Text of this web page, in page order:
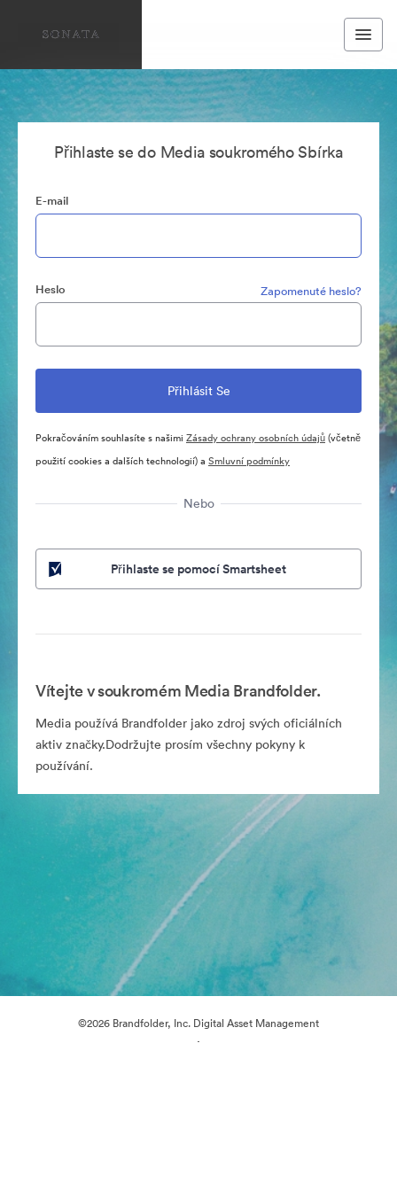
Přihlaste se do Media soukromého Sbírka
E-mail
Heslo Zapomenuté heslo?
Pokračováním souhlasíte s našimi Zásady ochrany osobních údajů(včetně
použití cookies a dalších technologií) a Smluvní podmínky
Nebo
Přihlaste se pomocí Smartsheet
Vítejte v soukromém Media Brandfolder.
Media používá Brandfolder jako zdroj svých oficiálních
aktiv značky.Dodržujte prosím všechny pokyny k
používání.
©2026 Brandfolder, Inc. Digital Asset Management
·